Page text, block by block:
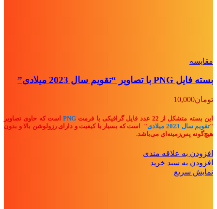
مقايسه
بسته فایل PNG با تصاویر “تقویم سال 2023 میلادی”
تومان10,000
این بسته متشکل از 22 عدد فایل گرافیکی با فرمت PNGاست که حاوی تصاویر
"تقویم سال 2023 میلادی " ا ست که بسیار با کیفیت و دارای رزولوشن بالا و بدون
هیچ‌گونه پس‌زمینه‌ای می‌باشد.
افزودن به علاقه مندی
افزودن به سبد خرید
نمایش سریع